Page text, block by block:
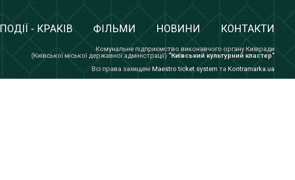
ПОДІЇ - КРАКІВ ФІЛЬМИ НОВИНИ КОНТАКТИ
Комунальне підприємство виконавчого органу Київради
(Київської міської державної адміністрації) "Київський культурний кластер"
Всi права захищенi Maestro ticket system та Kontramarka.ua